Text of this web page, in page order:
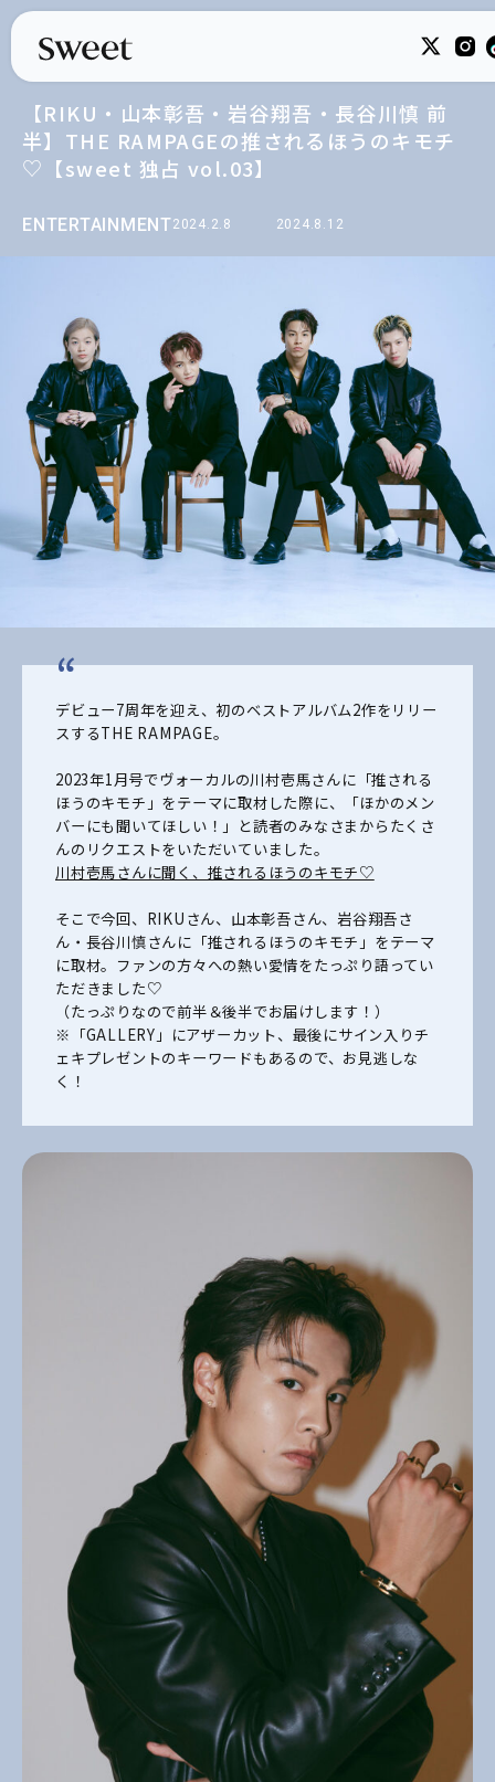
ENTERTAINMENT2024.2.8 2024.8.12
【RIKU・山本彰吾・岩谷翔吾・長谷川慎 前
半】THE RAMPAGEの推されるほうのキモチ
♡【sweet 独占 vol.03】
デビュー7周年を迎え、初のベストアルバム2作をリリー
スするTHE RAMPAGE。
2023年1月号でヴォーカルの川村壱馬さんに「推される
ほうのキモチ」をテーマに取材した際に、「ほかのメン
バーにも聞いてほしい！」と読者のみなさまからたくさ
んのリクエストをいただいていました。
川村壱馬さんに聞く、推されるほうのキモチ♡
そこで今回、RIKUさん、山本彰吾さん、岩谷翔吾さ
ん・長谷川慎さんに「推されるほうのキモチ」をテーマ
に取材。ファンの方々への熱い愛情をたっぷり語ってい
ただきました♡
（たっぷりなので前半＆後半でお届けします！）
※「GALLERY」にアザーカット、最後にサイン入りチ
ェキプレゼントのキーワードもあるので、お見逃しな
く！